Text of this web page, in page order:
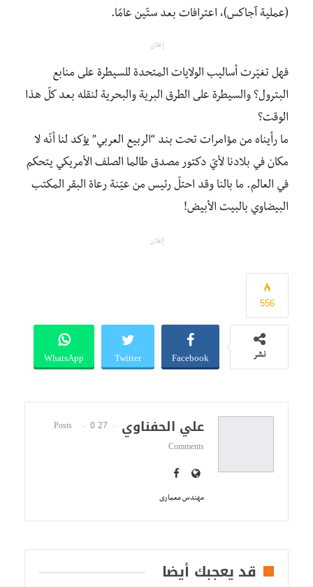
(عملية آجاكس)، اعترافات بعد ستّين عامًا.
إعلان
فهل تغيّرت أساليب الولايات المتحدة للسيطرة على منابع
البترول؟ والسيطرة على الطرق البرية والبحرية لنقله بعد كلّ هذا
الوقت؟
ما رأيناه من مؤامرات تحت بند “الربيع العربي” يؤكد لنا أنّه لا
مكان في بلادنا لأيّ دكتور مصدق طالما الصلف الأمريكي يتحكم
في العالم. ما بالنا وقد احتلّ رئيس من عيّنة رعاة البقر المكتب
البيضاوي بالبيت الأبيض!
إعلان
556
نشر Facebook
Twitter
WhatsApp
علي الحفناوي 27 Posts
0
Comments
مهندس معمارى
قد يعجبك أيضا